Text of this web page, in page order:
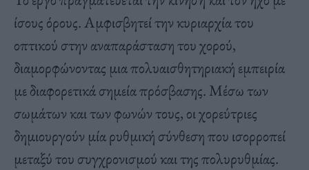
ίσους όρους. Αμφισβητεί την κυριαρχία του
οπτικού στην αναπαράσταση του χορού,
διαμορφώνοντας μια πολυαισθητηριακή εμπειρία
με διαφορετικά σημεία πρόσβασης. Μέσω των
σωμάτων και των φωνών τους, οι χορεύτριες
δημιουργούν μία ρυθμική σύνθεση που ισορροπεί
μεταξύ του συγχρονισμού και της πολυρυθμίας.